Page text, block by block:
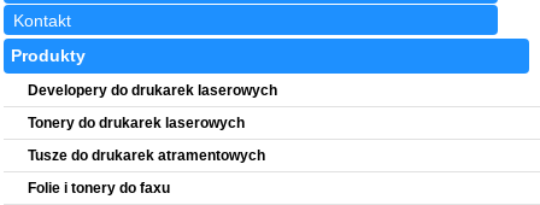
Kontakt
Produkty
Developery do drukarek laserowych
Tonery do drukarek laserowych
Tusze do drukarek atramentowych
Folie i tonery do faxu